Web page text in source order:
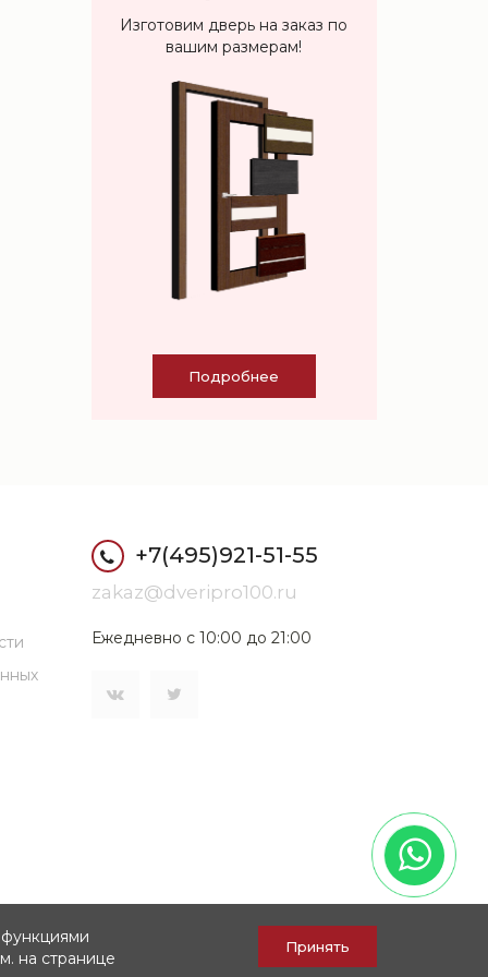
Изготовим дверь на заказ по
вашим размерам!
Подробнее
+7(495)921-51-55
zakaz@dveripro100.ru
Ежедневно с 10:00 до 21:00
на странице
Принять